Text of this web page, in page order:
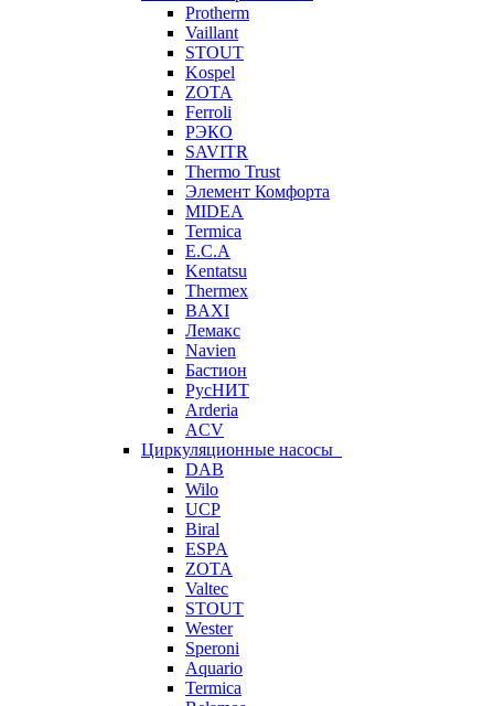
Protherm
Vaillant
STOUT
Kospel
ZOTA
Ferroli
РЭКО
SAVITR
Thermo Trust
Элемент Комфорта
MIDEA
Termica
E.C.A
Kentatsu
Thermex
BAXI
Лемакс
Navien
Бастион
РусНИТ
Arderia
ACV
Циркуляционные насосы
DAB
Wilo
UCP
Biral
ESPA
ZOTA
Valtec
STOUT
Wester
Speroni
Aquario
Termica